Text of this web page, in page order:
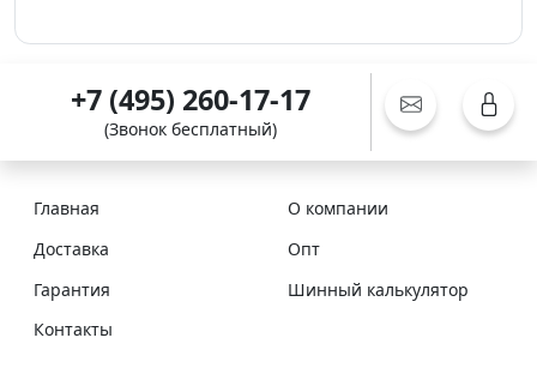
+7 (495) 260-17-17
(Звонок бесплатный)
Главная
О компании
Доставка
Опт
Гарантия
Шинный калькулятор
Контакты